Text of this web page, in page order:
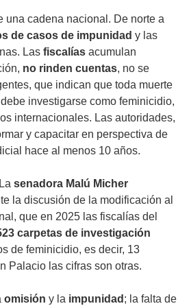
una cadena nacional. De norte a
de casos de impunidad y las
Las fiscalías acumulan
no rinden cuentas, no se
que indican que toda muerte
investigarse como feminicidio,
internacionales. Las autoridades,
y capacitar en perspectiva de
hace al menos 10 años.
senadora Malú Micher
la discusión de la modificación al
que en 2025 las fiscalías del
carpetas de investigación
de feminicidio, es decir, 13
Palacio las cifras son otras.
omisión y la impunidad ; la falta de